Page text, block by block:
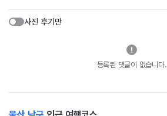
사진 후기만
등록된 댓글이 없습니다.